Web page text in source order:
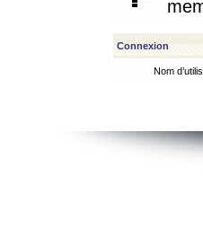
Connexion
Nom